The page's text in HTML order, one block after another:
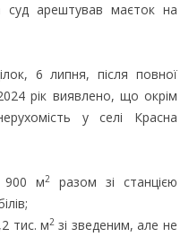
суд арештував маєток на
6 липня, після повної
рік виявлено, що окрім
у селі Красна
900 м2
разом зі станцією
тис. м2 зі зведеним, але не